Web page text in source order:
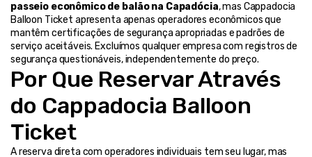
passeio econômico de balão na Capadócia, mas Cappadocia
Balloon Ticket apresenta apenas operadores econômicos que
mantêm certificações de segurança apropriadas e padrões de
serviço aceitáveis. Excluímos qualquer empresa com registros de
segurança questionáveis, independentemente do preço.
Por Que Reservar Através
do Cappadocia Balloon
Ticket
A reserva direta com operadores individuais tem seu lugar, mas